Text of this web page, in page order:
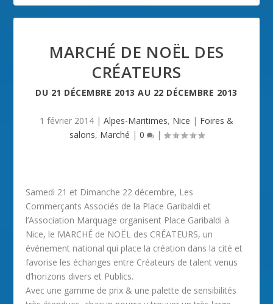
MARCHÉ DE NOËL DES
CRÉATEURS
DU 21 DÉCEMBRE 2013 AU 22 DÉCEMBRE 2013
1 février 2014 | Alpes-Maritimes, Nice | Foires &
salons, Marché | 0 |
Samedi 21 et Dimanche 22 décembre, Les
Commerçants Associés de la Place Garibaldi et
l’Association Marquage organisent Place Garibaldi à
Nice, le MARCHÉ de NOËL des CRÉATEURS, un
événement national qui place la création dans la cité et
favorise les échanges entre Créateurs de talent venus
d’horizons divers et Publics.
Avec une gamme de prix & une palette de sensibilités